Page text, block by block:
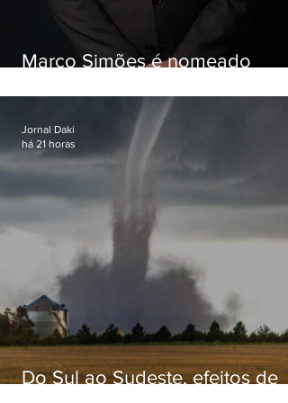
Marco Simões é nomeado
Do Sul ao Sudeste, efeitos de
Jornal Daki
há 21 horas